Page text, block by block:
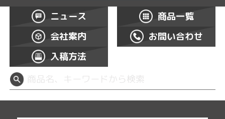
ニュース
商品一覧
会社案内
お問い合わせ
入稿方法